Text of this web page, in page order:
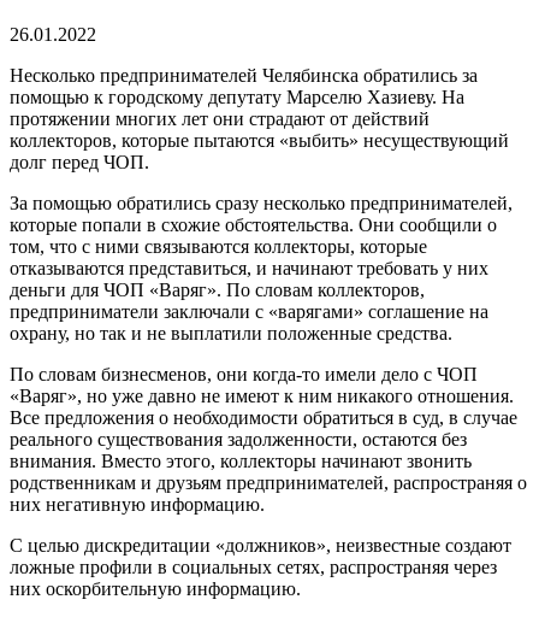
26.01.2022
Несколько предпринимателей Челябинска обратились за
помощью к городскому депутату Марселю Хазиеву. На
протяжении многих лет они страдают от действий
коллекторов, которые пытаются «выбить» несуществующий
долг перед ЧОП.
За помощью обратились сразу несколько предпринимателей,
которые попали в схожие обстоятельства. Они сообщили о
том, что с ними связываются коллекторы, которые
отказываются представиться, и начинают требовать у них
деньги для ЧОП «Варяг». По словам коллекторов,
предприниматели заключали с «варягами» соглашение на
охрану, но так и не выплатили положенные средства.
По словам бизнесменов, они когда-то имели дело с ЧОП
«Варяг», но уже давно не имеют к ним никакого отношения.
Все предложения о необходимости обратиться в суд, в случае
реального существования задолженности, остаются без
внимания. Вместо этого, коллекторы начинают звонить
родственникам и друзьям предпринимателей, распространяя о
них негативную информацию.
С целью дискредитации «должников», неизвестные создают
ложные профили в социальных сетях, распространяя через
них оскорбительную информацию.